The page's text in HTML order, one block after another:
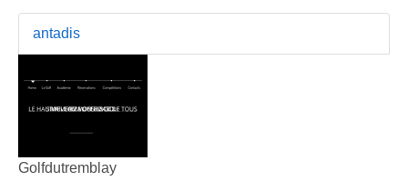
antadis
Golfdutremblay